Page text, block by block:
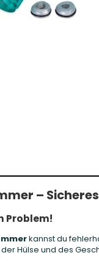
Ladepressen
Ladepressen
–
Problem!
kannst du
Hülse und des